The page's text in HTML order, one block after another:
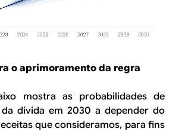
o aprimoramento da regra
mostra as probabilidades de
da dívida em 2030 a depender do
que consideramos, para fins